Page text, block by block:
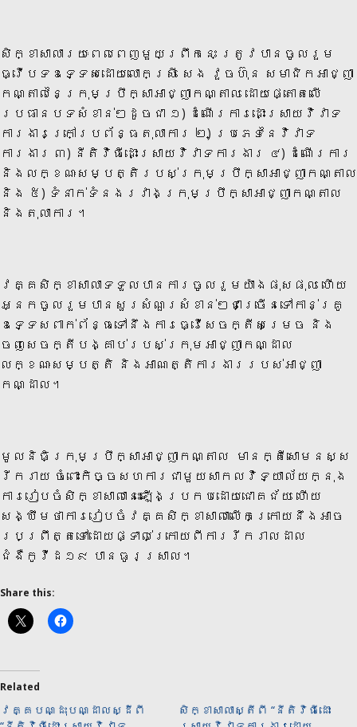
សិក្ខាសាលារយៈពេលពេញមួយព្រឹកនេះ ត្រូវបានចូលរួម
ធ្វើបទឧទ្ទេសដោយលោកស្រី សេង វួចហ៊ុន សមាជិកអាជ្ញា
កណ្តាលនៃក្រុមប្រឹក្សាអាជ្ញាកណ្តាល ដោយផ្តោតលើ
ប្រធានបទសំខាន់ៗដូចជា ១) ដំណើរការដោះស្រាយវិវាទ
ការងារក្រៅប្រព័ន្ធតុលាការ ២) ប្រភេទនៃវិវាទ
ការងារ ៣) នីតិវិធីដោះស្រាយវិវាទការងារ ៤) ដំណើរការ
និងលក្ខណៈសម្បត្តិរបស់ក្រុមប្រឹក្សាអាជ្ញាកណ្តាល
និង ៥) ទំនាក់ទំនងរវាងក្រុមប្រឹក្សាអាជ្ញាកណ្តាល
និងតុលាការ។
វគ្គសិក្ខាសាលាទទួលបានការចូលរួមយ៉ាងផុសផុល ហើយ
អ្នកចូលរួមបានសួរសំណួរសំខាន់ៗជាច្រើនទៅកាន់គ្រូ
ឧទ្ទេសពាក់ព័ន្ធទៅនឹង​ការធ្វើសេចក្តីសម្រេច និង
ចេញសេចក្តីបង្គាប់របស់ក្រុមអាជ្ញាកណ្ដាល
លក្ខណៈសម្បត្តិ និងអាណត្តិការងាររបស់អាជ្ញា
កណ្ដាល។
មូលនិធិ​ក្រុមប្រឹក្សាអាជ្ញាកណ្តាល មានក្តីសោមនស្ស
រីករាយ ចំពោះកិច្ចសហការជាមួយសាកលវិទ្យាល័យក្នុង
ការរៀបចំសិក្ខាសាលានេះឡើងប្រកបដោយជោគជ័យ ហើយ
សង្ឃឹមថាការរៀបចំវគ្គសិក្ខាសាលាលើកក្រោយនឹងអាច
ប្រព្រឹត្តទៅដោយផ្ទាល់ក្រោយពីការរីករាលដាល
ជំងឺកូវីដ១៩ បានធូរស្រាល។
Share this:
Related
វគ្គបណ្ដុះបណ្ដាលស្ដីពី
សិក្ខាសាលាស្តីពី “នីតិវិធីដោះ